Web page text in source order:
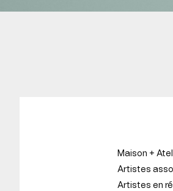
Maison +
Artistes
Artistes en